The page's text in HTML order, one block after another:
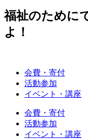
福祉のために
よ！
会費・寄付
活動参加
イベント・講座
会費・寄付
活動参加
イベント・講座